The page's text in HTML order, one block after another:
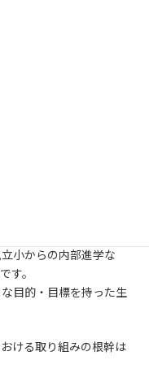
小からの内部進学な
す。
目的・目標を持った生
ける取り組みの根幹は